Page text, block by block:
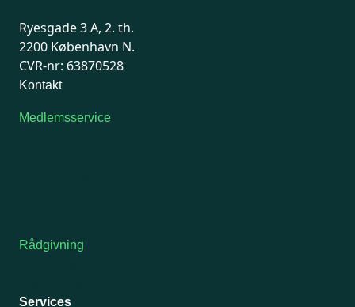
Ryesgade 3 A, 2. th.
2200 København N.
CVR-nr: 63870528
Kontakt
Medlemsservice
Rådgivning
Services